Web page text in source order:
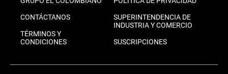
CONTÁCTANOS
TÉRMINOS Y
CONDICIONES
SUPERINTENDENCIA DE
INDUSTRIA Y COMERCIO
SUSCRIPCIONES